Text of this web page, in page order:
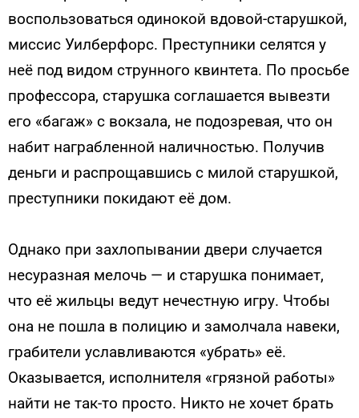
воспользоваться одинокой вдовой-старушкой,
миссис Уилберфорс. Преступники селятся у
неё под видом струнного квинтета. По просьбе
профессора, старушка соглашается вывезти
его «багаж» с вокзала, не подозревая, что он
набит награбленной наличностью. Получив
деньги и распрощавшись с милой старушкой,
преступники покидают её дом.
Однако при захлопывании двери случается
несуразная мелочь — и старушка понимает,
что её жильцы ведут нечестную игру. Чтобы
она не пошла в полицию и замолчала навеки,
грабители уславливаются «убрать» её.
Оказывается, исполнителя «грязной работы»
найти не так-то просто. Никто не хочет брать